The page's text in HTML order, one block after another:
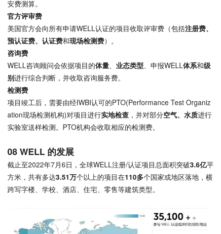
安费测算。
官方评审费
美国官方会向所有申请WELL认证的项目收取评审费（包括注册费、
预认证费、认证费和现场检测费）。
咨询费
WELL咨询顾问会依据项目的体量 业态类型 、申报WELL体系和级
别进行综合判断，并收取咨询服务费。
检测费
项目竣工后，需要由经IWBI认可的PTO(Performance Test Organiz
ation现场检测机构)对项目进行实地检查 ，并对部分空气、水质进行
实验室送样检测。PTO机构会收取相应的检测费。
08 WELL 的发展
截止至2022年7月6日，全球WELL注册/认证项目总面积突破3.6亿平
方米，共有多达3.51万个以上的项目在110多个国家或地区落地，横
跨写字楼、学校、酒店、住宅、零售等建筑类型。